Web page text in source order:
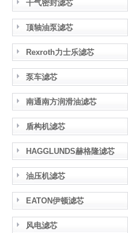
干气密封滤芯
顶轴油泵滤芯
Rexroth力士乐滤芯
泵车滤芯
南通南方润滑油滤芯
盾构机滤芯
HAGGLUNDS赫格隆滤芯
油压机滤芯
EATON伊顿滤芯
风电滤芯